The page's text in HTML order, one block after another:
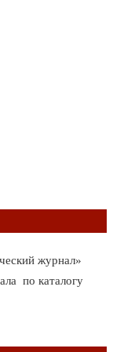
журнал»
по каталогу